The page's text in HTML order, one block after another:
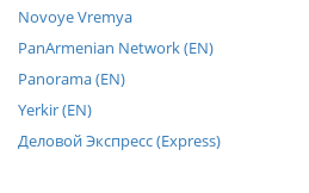
Novoye Vremya
PanArmenian Network (EN)
Panorama (EN)
Yerkir (EN)
Деловой Экспресс (Express)